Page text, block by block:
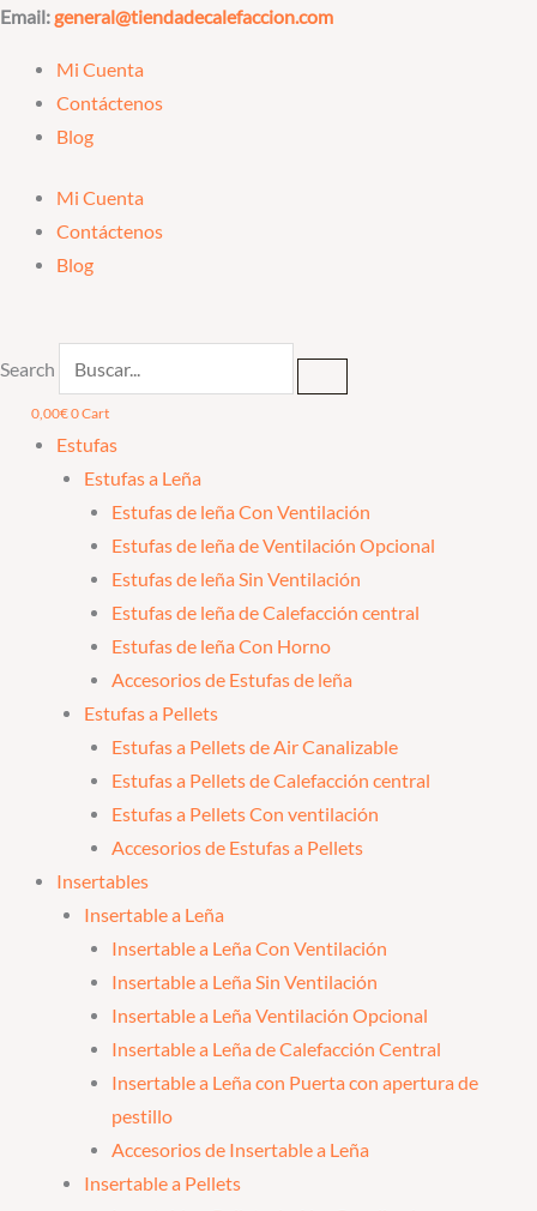
Ir
contenido
Email:general@tiendadecalefaccion.com
Mi Cuenta
Contáctenos
Blog
Mi Cuenta
Contáctenos
Blog
Search
0,00€0Cart
Estufas
Estufas a Leña
Estufas de leña Con Ventilación
Estufas de leña de Ventilación Opcional
Estufas de leña Sin Ventilación
Estufas de leña de Calefacción central
Estufas de leña Con Horno
Accesorios de Estufas de leña
Estufas a Pellets
Estufas a Pellets de Air Canalizable
Estufas a Pellets de Calefacción central
Estufas a Pellets Con ventilación
Accesorios de Estufas a Pellets
Insertables
Insertable a Leña
Insertable a Leña Con Ventilación
Insertable a Leña Sin Ventilación
Insertable a Leña Ventilación Opcional
Insertable a Leña de Calefacción Central
Insertable a Leña con Puerta con apertura de
pestillo
Accesorios de Insertable a Leña
Insertable a Pellets